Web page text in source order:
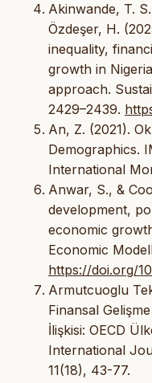
Akinwande, T.
Özdeşer, H.
inequality,
growth in
approach.
2429–2439.
An, Z. (2021).
Demographics.
International
Anwar, S., &
development,
economic
Economic
https://doi.org/
Armutcuoglu
Finansal
İlişkisi: OECD
International
11(18), 43-77.